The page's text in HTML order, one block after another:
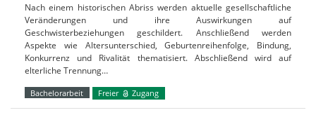
Nach einem historischen Abriss werden aktuelle gesellschaftliche
Veränderungen und ihre Auswirkungen auf
Geschwisterbeziehungen geschildert. Anschließend werden
Aspekte wie Altersunterschied, Geburtenreihenfolge, Bindung,
Konkurrenz und Rivalität thematisiert. Abschließend wird auf
elterliche Trennung…
Bachelorarbeit Freier Zugang